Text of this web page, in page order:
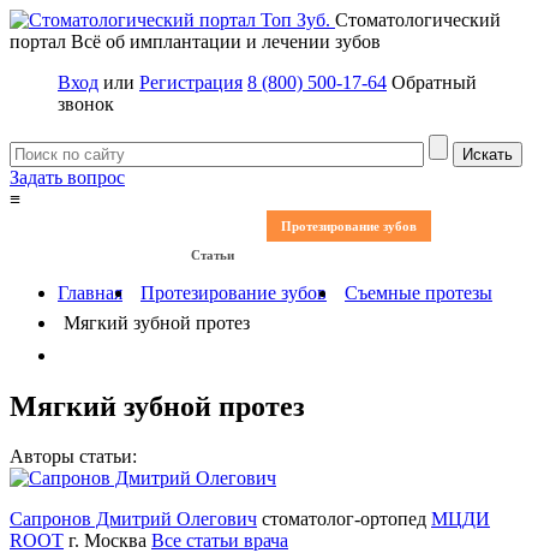
Стоматологический
портал Всё об имплантации и лечении зубов
Вход или Регистрация 8 (800) 500-17-64 Обратный
звонок
Задать вопрос
≡
Протезирование зубов
Статьи
Главная Протезирование зубов
Съемные протезы
Мягкий зубной протез
Мягкий зубной протез
Авторы статьи:
Сапронов Дмитрий Олегович стоматолог-ортопед МЦДИ
ROOT г. Москва Все статьи врача